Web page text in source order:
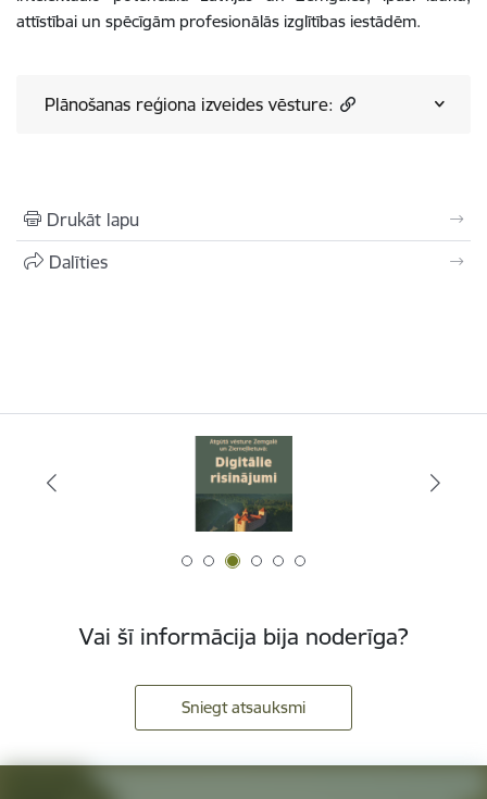
attīstībai un spēcīgām profesionālās izglītības iestādēm.
Plānošanas reģiona izveides vēsture:
Drukāt lapu
Dalīties
Vai šī informācija bija noderīga?
Sniegt atsauksmi